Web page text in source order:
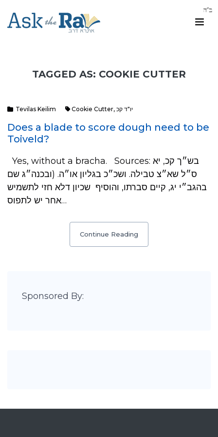
TAGGED AS: COOKIE CUTTER
Tevilas Keilim Cookie Cutter, יו"ד קכ
Does a blade to score dough need to be
Toiveld?
Yes, without a bracha. Sources: בש״ך קכ, יא
ס״ל שא״צ טבילה. ושכ״כ בגליון או״ה. (ובכנה״ג שם
בהגב״י יג, קיים סברתו, והוסיף שכיון דלא חזי לתשמיש
אחר יש לתפוס…
Continue Reading
Sponsored By: